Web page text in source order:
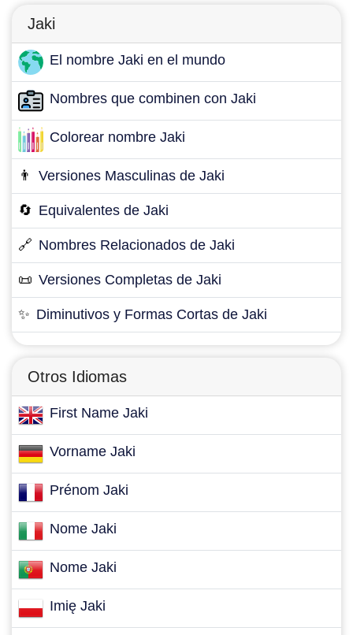
Jaki
El nombre Jaki en el mundo
Nombres que combinen con Jaki
Colorear nombre Jaki
👨 Versiones Masculinas de Jaki
🔄 Equivalentes de Jaki
🔗 Nombres Relacionados de Jaki
📜 Versiones Completas de Jaki
✨ Diminutivos y Formas Cortas de Jaki
Otros Idiomas
First Name Jaki
Vorname Jaki
Prénom Jaki
Nome Jaki
Nome Jaki
Imię Jaki